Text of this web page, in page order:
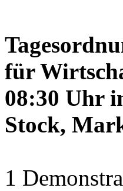
für
08:30 Uhr
Stock,
1